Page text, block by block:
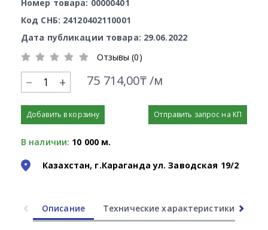
Номер товара: 00000401
Код СНБ: 24120402110001
Дата публикации товара: 29.06.2022
Отзывы (0)
+ 75 714,00₸ /м
Добавить в корзину Отправить запрос на КП
В наличии: 10 000 м.
Казахстан, г.Караганда ул. Заводская 19/2
Описание Технические характеристики